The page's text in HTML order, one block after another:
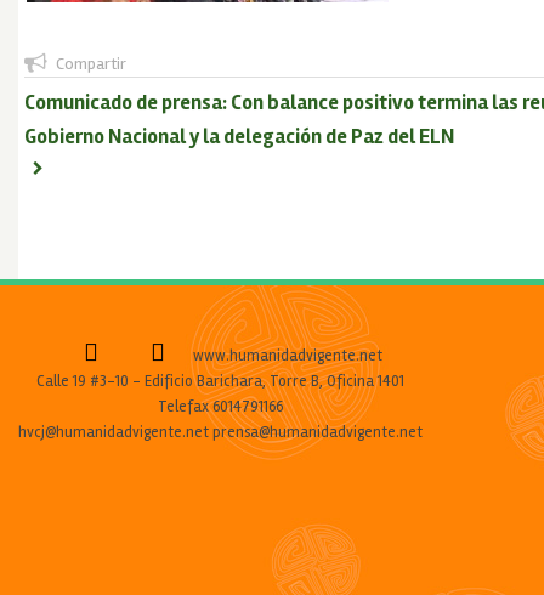
Compartir
Comunicado de prensa: Con balance positivo termina las
Gobierno Nacional y la delegación de Paz del ELN
www.humanidadvigente.net
Calle 19 #3-10 - Edificio Barichara, Torre B, Oficina 1401
Telefax 6014791166
hvcj@humanidadvigente.net prensa@humanidadvigente.net